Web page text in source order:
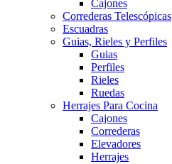
Cajones
Correderas Telescópicas
Escuadras
Guias, Rieles y Perfiles
Guias
Perfiles
Rieles
Ruedas
Herrajes Para Cocina
Cajones
Correderas
Elevadores
Herrajes